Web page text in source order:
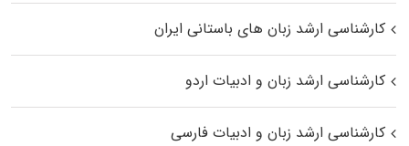
کارشناسی ارشد زبان‌ های باستانی ایران
کارشناسی ارشد زبان و ادبیات اردو
کارشناسی ارشد زبان و ادبیات فارسی